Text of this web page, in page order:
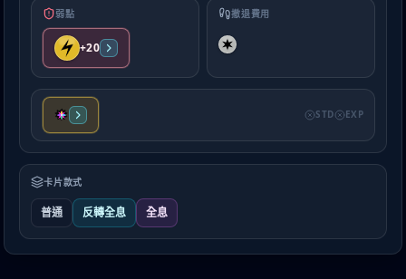
弱點
+20
撤退費用
STD EXP
卡片款式
普通 反轉全息 全息